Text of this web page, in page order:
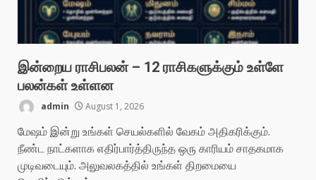
இன்றைய ராசிபலன் – 12 ராசிகளுக்கும் உள்ளே
பலன்கள் உள்ளன
admin August 1, 2026
மேஷம் இன்று உங்கள் செயல்களில் வேகம் அதிகரிக்கும்.
நீண்ட நாட்களாக எதிர்பார்த்திருந்த ஒரு காரியம் சாதகமாக
முடிவடையும். அலுவலகத்தில் உங்கள் திறமையை